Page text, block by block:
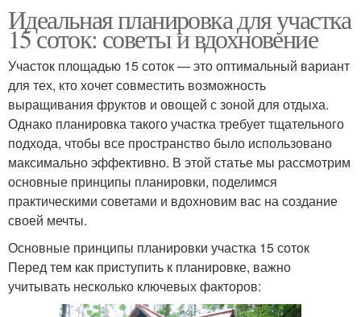
Идеальная планировка для участка
15 соток: советы и вдохновение
Участок площадью 15 соток — это оптимальный вариант
для тех, кто хочет совместить возможность
выращивания фруктов и овощей с зоной для отдыха.
Однако планировка такого участка требует тщательного
подхода, чтобы все пространство было использовано
максимально эффективно. В этой статье мы рассмотрим
основные принципы планировки, поделимся
практическими советами и вдохновим вас на создание
своей мечты.
Основные принципы планировки участка 15 соток
Перед тем как приступить к планировке, важно
учитывать несколько ключевых факторов: